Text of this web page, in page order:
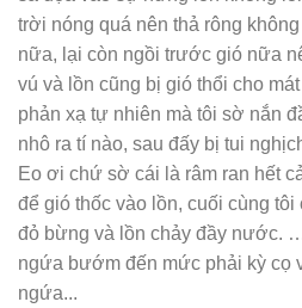
trời nóng quá nên thả rông
nữa, lại còn ngồi trước gió nữa
vú và lồn cũng bị gió thổi cho
phản xạ tự nhiên mà tôi sờ nắn
nhô ra tí nào, sau đấy bị tui
Eo ơi chứ sờ cái là râm ran hết
để gió thốc vào lồn, cuối cùng
đỏ bừng và lồn chảy đầy nước.
ngứa bướm đến mức phải kỳ cọ
ngứa...